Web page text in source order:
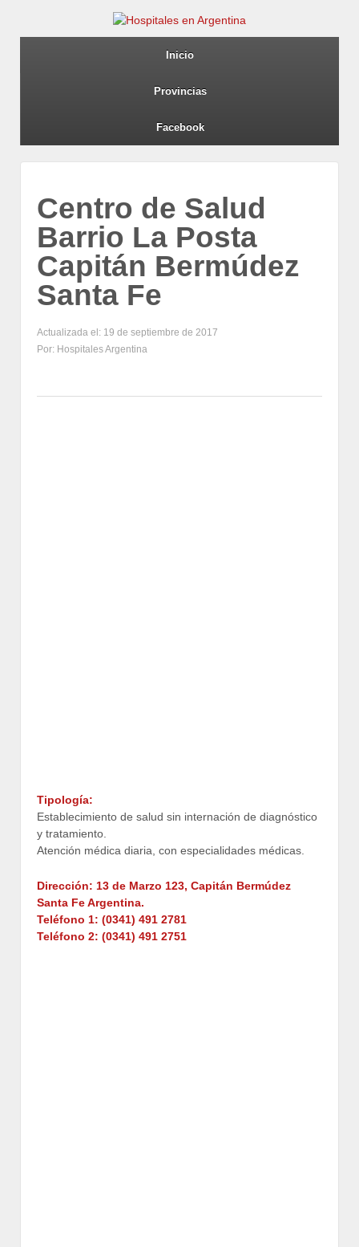
Inicio
Provincias
Facebook
Centro de Salud
Barrio La Posta
Capitán Bermúdez
Santa Fe
Actualizada el: 19 de septiembre de 2017
Por: Hospitales Argentina
Tipología:
Establecimiento de salud sin internación de diagnóstico
y tratamiento.
Atención médica diaria, con especialidades médicas.
Dirección: 13 de Marzo 123, Capitán Bermúdez
Santa Fe Argentina.
Teléfono 1: (0341) 491 2781
Teléfono 2: (0341) 491 2751